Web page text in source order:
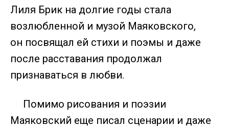
Лиля Брик на долгие годы стала
возлюбленной и музой Маяковского,
он посвящал ей стихи и поэмы и даже
после расставания продолжал
признаваться в любви.
Помимо рисования и поэзии
Маяковский еще писал сценарии и даже